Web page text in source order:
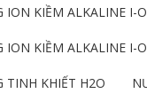
ION KIỀM ALKALINE I-
ION KIỀM ALKALINE I-
TINH KHIẾT H2O